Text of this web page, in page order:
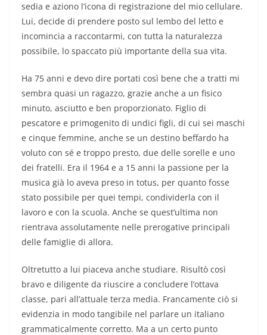
sedia e aziono l’icona di registrazione del mio cellulare.
Lui, decide di prendere posto sul lembo del letto e
incomincia a raccontarmi, con tutta la naturalezza
possibile, lo spaccato più importante della sua vita.
Ha 75 anni e devo dire portati così bene che a tratti mi
sembra quasi un ragazzo, grazie anche a un fisico
minuto, asciutto e ben proporzionato. Figlio di
pescatore e primogenito di undici figli, di cui sei maschi
e cinque femmine, anche se un destino beffardo ha
voluto con sé e troppo presto, due delle sorelle e uno
dei fratelli. Era il 1964 e a 15 anni la passione per la
musica già lo aveva preso in totus, per quanto fosse
stato possibile per quei tempi, condividerla con il
lavoro e con la scuola. Anche se quest’ultima non
rientrava assolutamente nelle prerogative principali
delle famiglie di allora.
Oltretutto a lui piaceva anche studiare. Risultò così
bravo e diligente da riuscire a concludere l’ottava
classe, pari all’attuale terza media. Francamente ciò si
evidenzia in modo tangibile nel parlare un italiano
grammaticalmente corretto. Ma a un certo punto